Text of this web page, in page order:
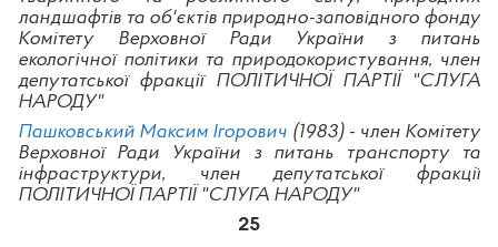
ландшафтів та об'єктів природно-заповідного фонду
Комітету Верховної Ради України з питань
екологічної політики та природокористування, член
депутатської фракції ПОЛІТИЧНОЇ ПАРТІЇ "СЛУГА
НАРОДУ"
Пашковський Максим Ігорович (1983) - член Комітету
Верховної Ради України з питань транспорту та
інфраструктури, член депутатської фракції
ПОЛІТИЧНОЇ ПАРТІЇ"СЛУГА НАРОДУ"
25